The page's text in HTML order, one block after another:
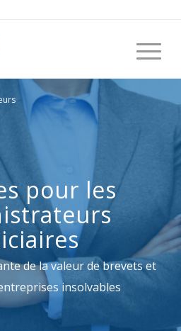
pour les
de la valeur de brevets et
insolvables